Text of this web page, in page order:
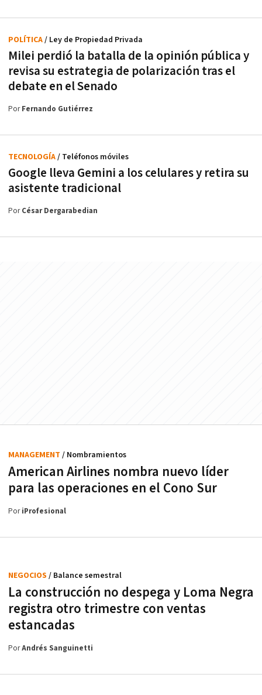
Milei perdió la batalla de la opinión pública y
revisa su estrategia de polarización tras el
debate en el Senado
POLÍTICA/ Ley de Propiedad Privada
PorFernando Gutiérrez
Google lleva Gemini a los celulares y retira su
asistente tradicional
TECNOLOGÍA/ Teléfonos móviles
PorCésar Dergarabedian
American Airlines nombra nuevo líder
para las operaciones en el Cono Sur
MANAGEMENT / Nombramientos
PoriProfesional
La construcción no despega y Loma Negra
registra otro trimestre con ventas
estancadas
NEGOCIOS / Balance semestral
PorAndrés Sanguinetti